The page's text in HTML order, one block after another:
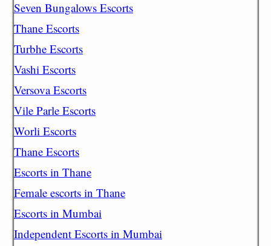
Seven Bungalows Escorts
Thane Escorts
Turbhe Escorts
Vashi Escorts
Versova Escorts
Vile Parle Escorts
Worli Escorts
Thane Escorts
Escorts in Thane
Female escorts in Thane
Escorts in Mumbai
Independent Escorts in Mumbai